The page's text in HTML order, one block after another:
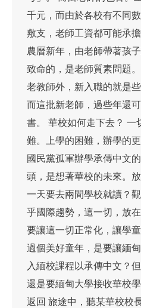
千元，而由於各校有不同
敷支，老師工資都可能承
農曆新年，由老師帶著孩
致命的，是老師質素問題
老教師外，新入職的就是
而這批新老師，過些年還
書。 華校如何走下去？ 一
難。上學的困難，辦學的
國民黨孤軍辦學承傳中文
頭，是想著華校的未來。
一天要去兩間學校就讀？
乎國際趨勢，這一切，放
要讓這一切正常化，讓學
過個美好童年，是要讓緬
入緬校課程以承傳中文？
還是要緬甸大學接收華校
返回 旅途中，聽某華校校